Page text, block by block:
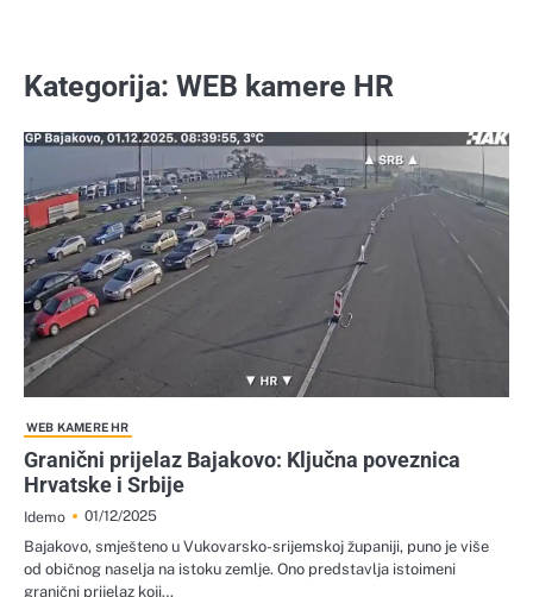
Kategorija: WEB kamere HR
WEB KAMERE HR
Granični prijelaz Bajakovo: Ključna poveznica
Hrvatske i Srbije
Idemo
01/12/2025
Bajakovo, smješteno u Vukovarsko-srijemskoj županiji, puno je više
od običnog naselja na istoku zemlje. Ono predstavlja istoimeni
granični prijelaz koji…